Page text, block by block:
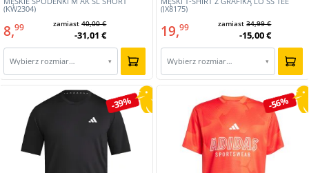
(KW2304)
8,99 zamiast40,00 €
-31,01 €
Wybierz rozmiar… ▾
(JX8175)
19,99 zamiast34,99 €
-15,00 €
Wybierz rozmiar… ▾
-39% -56%